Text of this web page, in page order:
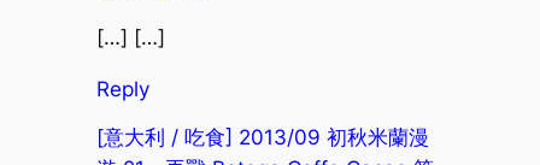
[…] […]
Reply
[意大利 / 吃食] 2013/09 初秋米蘭漫